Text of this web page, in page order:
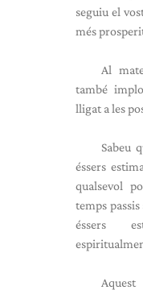
seguiu el
més
Al
també
lligat a les
Sabeu
éssers
qualsevol
temps
éssers